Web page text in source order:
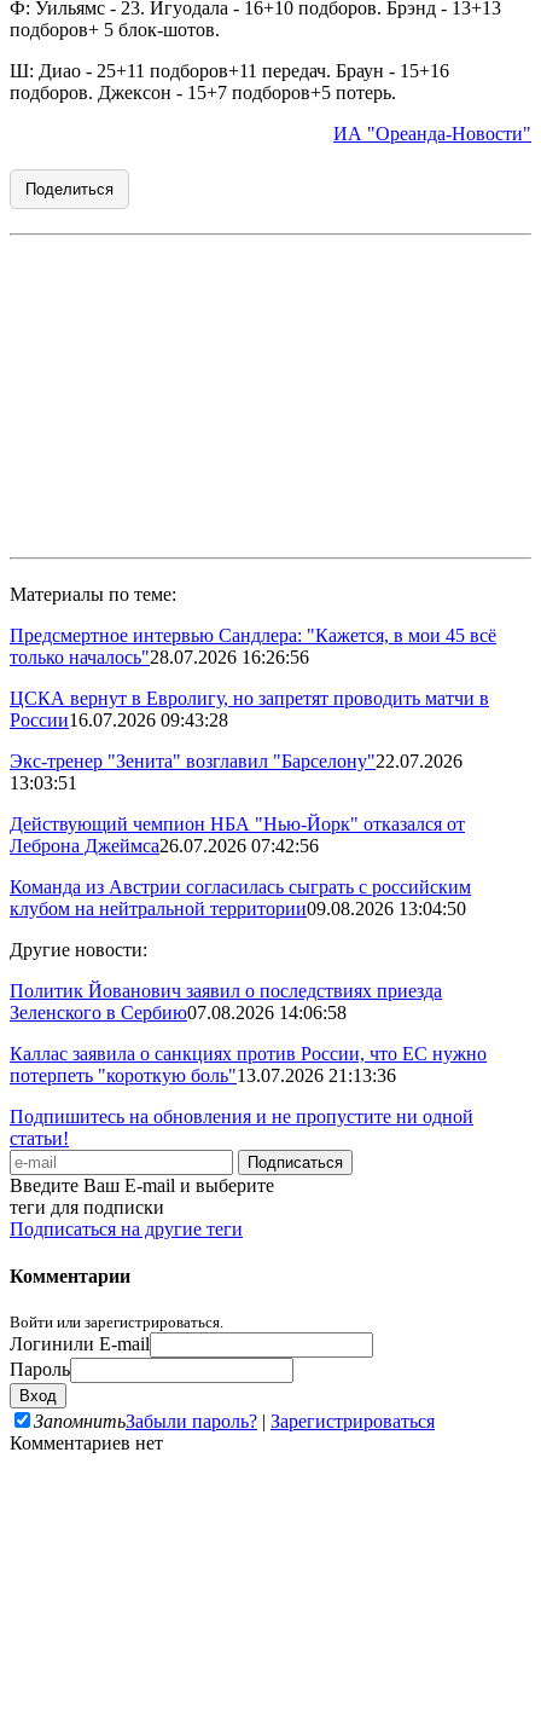
Ф: Уильямс - 23. Игуодала - 16+10 подборов. Брэнд - 13+13
подборов+ 5 блок-шотов.
Ш: Диао - 25+11 подборов+11 передач. Браун - 15+16
подборов. Джексон - 15+7 подборов+5 потерь.
ИА "Ореанда-Новости"
Поделиться
Материалы по теме:
Предсмертное интервью Сандлера: "Кажется, в мои 45 всё
только началось"28.07.2026 16:26:56
ЦСКА вернут в Евролигу, но запретят проводить матчи в
России16.07.2026 09:43:28
Экс-тренер "Зенита" возглавил "Барселону"22.07.2026
13:03:51
Действующий чемпион НБА "Нью-Йорк" отказался от
Леброна Джеймса26.07.2026 07:42:56
Команда из Австрии согласилась сыграть с российским
клубом на нейтральной территории09.08.2026 13:04:50
Другие новости:
Политик Йованович заявил о последствиях приезда
Зеленского в Сербию07.08.2026 14:06:58
Каллас заявила о санкциях против России, что ЕС нужно
потерпеть "короткую боль"13.07.2026 21:13:36
Подпишитесь на обновления и не пропустите ни одной
статьи!
Введите Ваш E-mail и выберите
теги для подписки
Подписаться на другие теги
Комментарии
Войти или зарегистрироваться.
Логинили E-mail
Пароль
ЗапомнитьЗабыли пароль? | Зарегистрироваться
Комментариев нет